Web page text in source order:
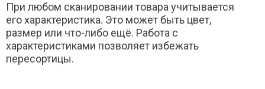
При любом сканировании товара учитывается
его характеристика. Это может быть цвет,
размер или что-либо ещё. Работа с
характеристиками позволяет избежать
пересортицы.